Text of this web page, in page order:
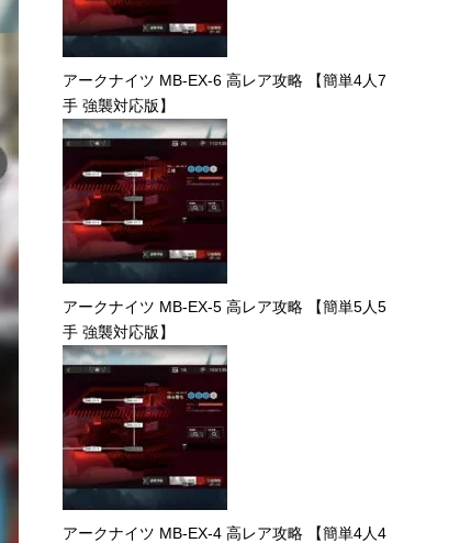
アークナイツ MB-EX-6 高レア攻略 【簡単4人7
手 強襲対応版】
アークナイツ MB-EX-5 高レア攻略 【簡単5人5
手 強襲対応版】
アークナイツ MB-EX-4 高レア攻略 【簡単4人4